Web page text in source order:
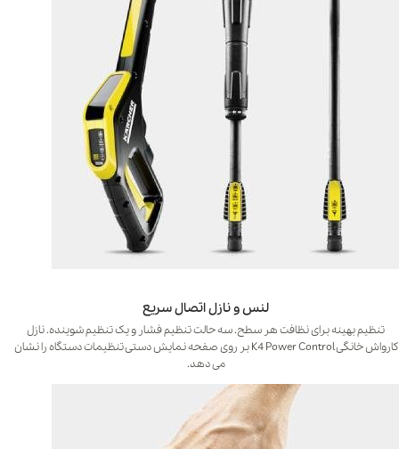
لنس و نازل اتصال سریع
تنظیم بهینه برای نظافت هر سطح. سه حالت تنظیم فشار و یک تنظیم شوینده. نازل
کارواش خانگی K4 Power Control بر روی صفحه نمایش دستی تنظیمات دستگاه را نشان
می دهد.